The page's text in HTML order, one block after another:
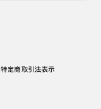
特定商取引法表示